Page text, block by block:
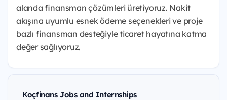
alanda finansman çözümleri üretiyoruz. Nakit
akışına uyumlu esnek ödeme seçenekleri ve proje
bazlı finansman desteğiyle ticaret hayatına katma
değer sağlıyoruz.
Koçfinans Jobs and Internships